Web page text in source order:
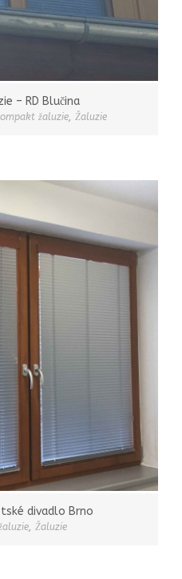
– RD Blučina
žaluzie, Žaluzie
divadlo Brno
, Žaluzie